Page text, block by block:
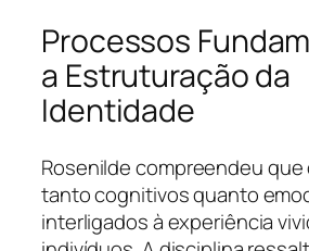
Processos
a Estruturação da
Identidade
Rosenilde compreendeu
tanto cognitivos quanto
interligados à experiência